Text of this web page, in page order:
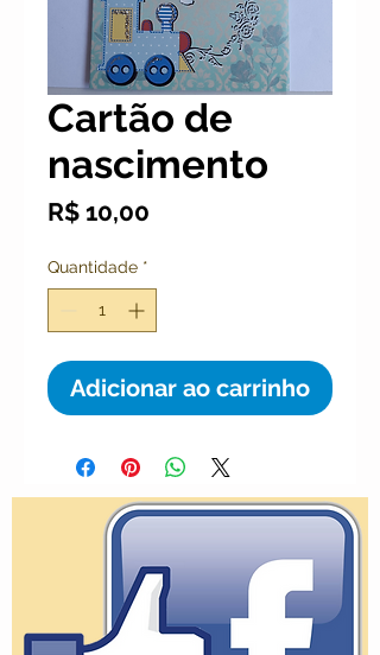
Cartão de
nascimento
R$ 10,00
Quantidade *
Adicionar ao carrinho